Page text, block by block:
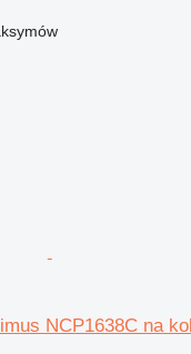
NCP1638C na